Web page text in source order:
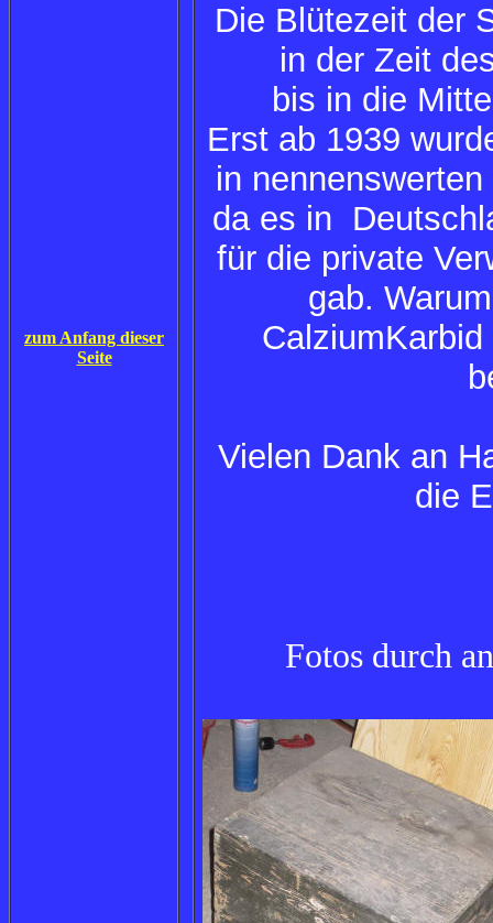
zum Anfang dieser
Seite
Die Blütezeit der
in der Zeit
bis in die
Erst ab 1939
in
da es in
für die private
gab.
Vielen Dank an
die
Fotos durch